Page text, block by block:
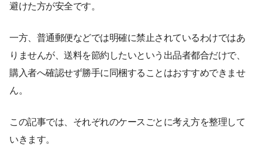
避けた方が安全です。
一方、普通郵便などでは明確に禁止されているわけではあ
りませんが、送料を節約したいという出品者都合だけで、
購入者へ確認せず勝手に同梱することはおすすめできませ
ん。
この記事では、それぞれのケースごとに考え方を整理して
いきます。